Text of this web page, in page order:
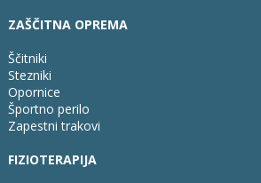
ZAŠČITNA OPREMA
Ščitniki
Stezniki
Opornice
Športno perilo
Zapestni trakovi
FIZIOTERAPIJA